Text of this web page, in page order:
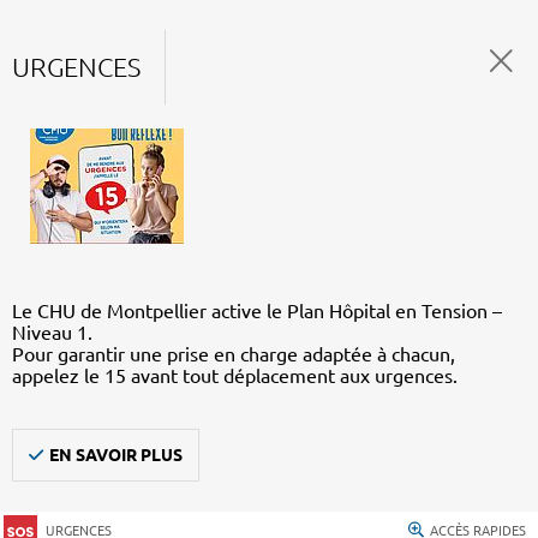
URGENCES
Le CHU de Montpellier active le Plan Hôpital en Tension –
Niveau 1.
Pour garantir une prise en charge adaptée à chacun,
appelez le 15 avant tout déplacement aux urgences.
EN SAVOIR PLUS
URGENCES ACCÈS RAPIDES